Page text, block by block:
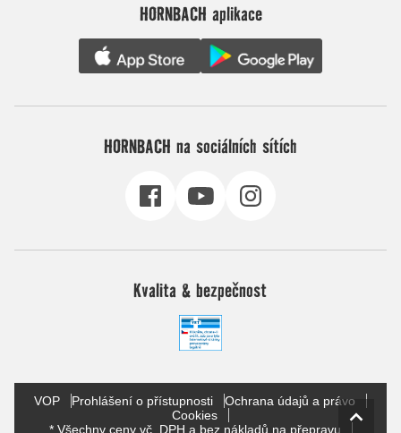
HORNBACH aplikace
HORNBACH na sociálních sítích
Kvalita & bezpečnost
VOP Prohlášení o přístupnosti
Ochrana údajů a právo
Cookies
* Všechny ceny vč. DPH a bez nákladů na přepravu